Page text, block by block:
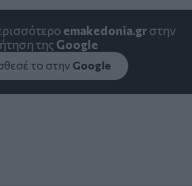
emakedonia.grστην
της Google
το στην Google